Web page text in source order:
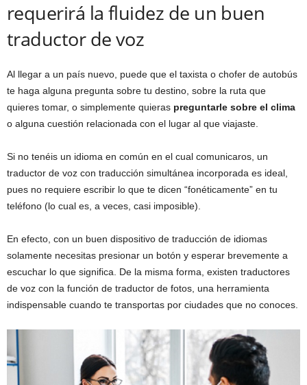
requerirá la fluidez de un buen
traductor de voz
Al llegar a un país nuevo, puede que el taxista o chofer de autobús
te haga alguna pregunta sobre tu destino, sobre la ruta que
quieres tomar, o simplemente quieras preguntarle sobre el clima
o alguna cuestión relacionada con el lugar al que viajaste.
Si no tenéis un idioma en común en el cual comunicaros, un
traductor de voz con traducción simultánea incorporada es ideal,
pues no requiere escribir lo que te dicen “fonéticamente” en tu
teléfono (lo cual es, a veces, casi imposible).
En efecto, con un buen dispositivo de traducción de idiomas
solamente necesitas presionar un botón y esperar brevemente a
escuchar lo que significa. De la misma forma, existen traductores
de voz con la función de traductor de fotos, una herramienta
indispensable cuando te transportas por ciudades que no conoces.